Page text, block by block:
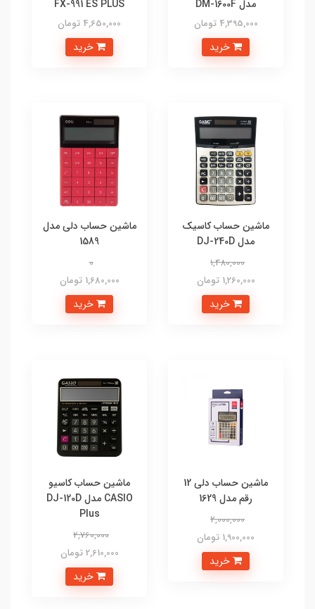
مدل DM-1600F
4,395,000 تومان
FX-991 ES PLUS
4,650,000 تومان
ماشین حساب کاسیک
مدل DJ-240D
1,480,000
1,260,000 تومان
ماشین حساب دلی مدل
1589
0
1,680,000 تومان
ماشین حساب دلی 12
رقم مدل 1629
2,000,000
1,900,000 تومان
ماشین حساب کاسیو
CASIO مدل DJ-120D
Plus
2,760,000
2,610,000 تومان